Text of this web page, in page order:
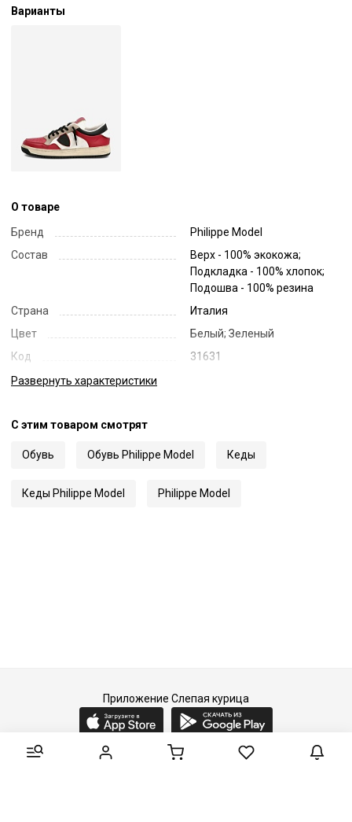
Варианты
О товаре
Бренд
Philippe Model
Состав
Верх - 100% экокожа;
Подкладка - 100% хлопок;
Подошва - 100% резина
Страна
Италия
Цвет
Белый; Зеленый
Код
31631
Артикул
Развернуть характеристики
С этим товаром смотрят
Обувь Обувь Philippe Model Кеды
Кеды Philippe Model Philippe Model
Приложение Слепая курица
2015-2026 © Слепая курица - fashion concept store.